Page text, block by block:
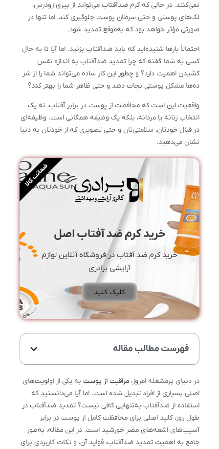
نمی‌کنند. در حالی که کرم ضدآفتاب می‌تواند از پیری زودرس،
لک‌های پوستی و حتی سرطان پوست جلوگیری کند، اما تنها در
صورتی مؤثر خواهد بود که به‌موقع تمدید شود.
احتمالاً بارها شنیده‌اید که باید ضدآفتاب بزنید. اما آیا تا به حال
کسی به شما گفته که چرا تمدید ضدآفتاب به اندازه نفس
کشیدن اهمیت دارد؟ و چطور این کار ساده می‌تواند شما را از شر
ده‌ها مشکل پوستی نجات دهد و حتی ظاهر شما را بهتر کند؟
واقعیت این است که محافظت از پوست در برابر آفتاب، نه یک
انتخاب زنانه یا مردانه، بلکه یک وظیفه همگانی است. وظیفه‌ای
در قبال خودتان، سلامتی‌تان و حتی تصویری که از خودتان به دنیا
نشان می‌دهید.
خرید کرم ضد آفتاب اصل
خرید کرم ضد آفتاب در فروشگاه آنلاین لوازم
آرایشی برادری
کلیک کنید
ضمانت کالا
فهرست مطالب مقاله
در دنیای پرمشغله امروز، مراقبت از پوست به یکی از اولویت‌های
اصلی بسیاری از افراد تبدیل شده است. اما آیا می‌دانستید که
استفاده از ضدآفتاب به‌تنهایی کافی نیست؟ تمدید ضدآفتاب در
طول روز، کلید اصلی برای محافظت کامل از پوست در برابر
آسیب‌های اشعه‌های مضر خورشید است. در این مقاله، به‌طور
جامع به اهمیت تمدید ضدآفتاب، فواید آن، و نکات کاربردی برای